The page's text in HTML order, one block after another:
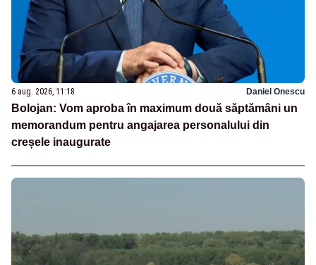
6 aug. 2026, 11:18 Daniel Onescu
Bolojan: Vom aproba în maximum două săptămâni un
memorandum pentru angajarea personalului din
creșele inaugurate